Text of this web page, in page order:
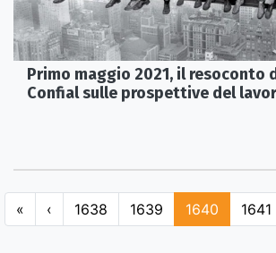
Primo maggio 2021, il resoconto
Confial sulle prospettive del
« ‹ 1638 1639 1640 1641